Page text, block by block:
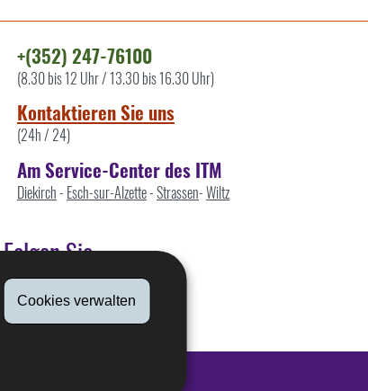
Cookies verwalten
+(352) 247-76100
(8.30 bis 12 Uhr / 13.30 bis 16.30 Uhr)
Kontaktieren Sie uns
(24h / 24)
Am Service-Center des ITM
Diekirch- Esch-sur-Alzette-Strassen-Wiltz
Folgen Sie
Linkedin